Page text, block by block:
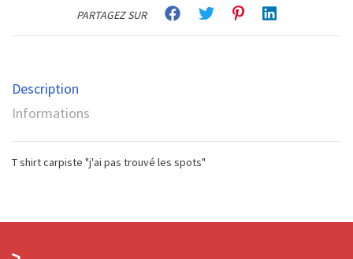
PARTAGEZ SUR
Description
Informations
T shirt carpiste "j'ai pas trouvé les spots"